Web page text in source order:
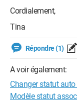
Cordialement,
Tina
Répondre (1)
A voir également:
Changer statut
Modèle statut